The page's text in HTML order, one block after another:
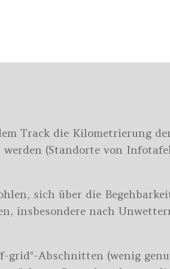
Track die Kilometrierung
(Standorte von
sich über die
insbesondere nach
Abschnitten (wenig